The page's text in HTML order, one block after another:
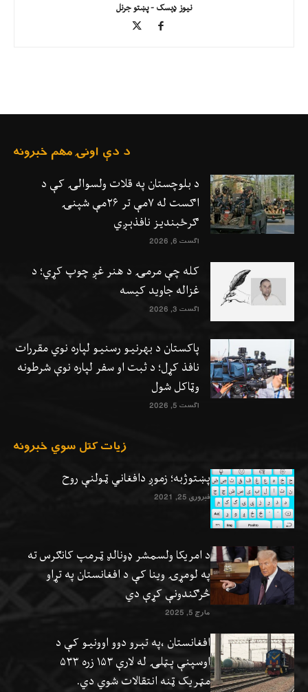
نیوز ډېسک - پښتو جرنل
د دې اونۍ مهم خبرونه
د بلوچستان په قلات ولسوالۍ کې د
اګست له ۷مې تر ۲۶مې شپنۍ
ګرځبندیز نافذېږي
اگست 6, 2026
کله چې مرمۍ د هنر غږ چوپ کړي؛ د
غزاله جاوید کیسه
اگست 3, 2026
پاکستان د بهرنیو رسنیو لپاره نوي مقررات
نافذ کړل؛ د ثبت او سفر لپاره نوې شرطونه
وټاکل شول
اگست 5, 2026
زيات کتل سوي خبرونه
پښتوژبه؛ زموږ دافغاني ټولنې روح
فبروري 25, 2021
د امریکا ولسمشر ډونالډ ټرمپ کانګرس ته
په لومړۍ وینا کې د افغانستان په تړاو
څرګندونې کړې دي
مارچ 5, 2025
افغانستان ،په تېرو دوو اوونيو کې د
اوسپنې پټلۍ له لارې ۱۵۳ زره ۵۳۳
مټریک ټنه انتقالات شوي دي.